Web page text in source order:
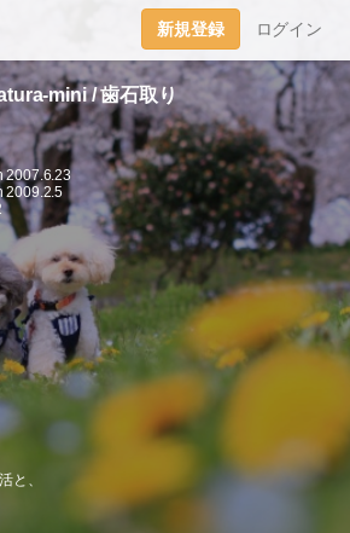
新規登録 ログイン
mini / 歯石取り
2009.2.5
と、